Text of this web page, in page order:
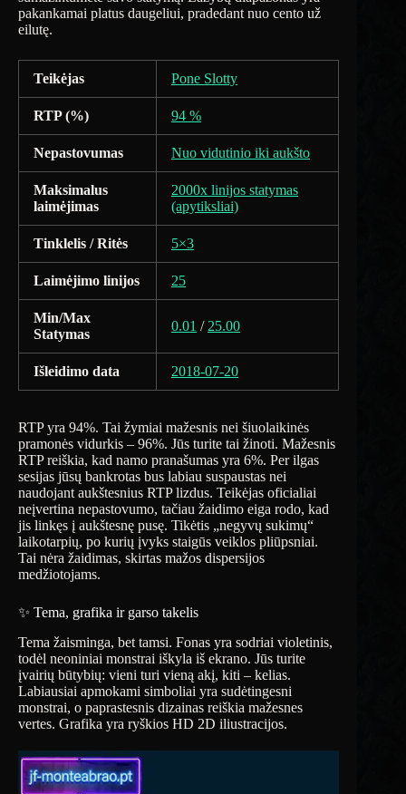
pakankamai platus daugeliui, pradedant nuo cento už
eilutę.
Teikėjas Pone Slotty
RTP (%) 94 %
Nepastovumas Nuo vidutinio iki aukšto
Maksimalus
laimėjimas
2000x linijos statymas
(apytiksliai)
Tinklelis / Ritės 5×3
Laimėjimo linijos 25
Min/Max
Statymas
0.01 / 25.00
Išleidimo data 2018-07-20
RTP yra 94%. Tai žymiai mažesnis nei šiuolaikinės
pramonės vidurkis – 96%. Jūs turite tai žinoti. Mažesnis
RTP reiškia, kad namo pranašumas yra 6%. Per ilgas
sesijas jūsų bankrotas bus labiau suspaustas nei
naudojant aukštesnius RTP lizdus. Teikėjas oficialiai
neįvertina nepastovumo, tačiau žaidimo eiga rodo, kad
jis linkęs į aukštesnę pusę. Tikėtis „negyvų sukimų“
laikotarpių, po kurių įvyks staigūs veiklos pliūpsniai.
Tai nėra žaidimas, skirtas mažos dispersijos
medžiotojams.
✨ Tema, grafika ir garso takelis
Tema žaisminga, bet tamsi. Fonas yra sodriai violetinis,
todėl neoniniai monstrai iškyla iš ekrano. Jūs turite
įvairių būtybių: vieni turi vieną akį, kiti – kelias.
Labiausiai apmokami simboliai yra sudėtingesni
monstrai, o paprastesnis dizainas reiškia mažesnes
vertes. Grafika yra ryškios HD 2D iliustracijos.